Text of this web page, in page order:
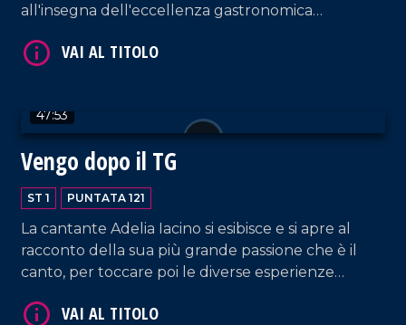
all'insegna dell'eccellenza gastronomica
EL Dan e di Letizia Pagano, questa volta
47:53
Vengo dopo il TG
ST 1 PUNTATA 121
La cantante Adelia Iacino si esibisce e si apre al
racconto della sua più grande passione che è il
canto, per toccare poi le diverse esperienze
spaziano dalla conduzione tv e radiofonica, al